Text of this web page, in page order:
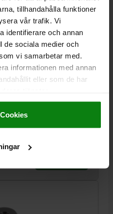
tillhandahålla funktioner
vår trafik. Vi
identifierare och annan
de sociala medier och
vi samarbetar med.
informationen med annan
eller som de har
DIN6321, FORM:B
D2=6, VERKTYGSSTÅL
HÖJD=10 H1=9 H2=1,6